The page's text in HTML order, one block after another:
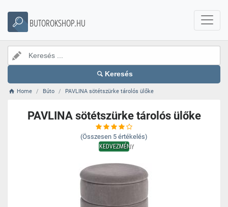
BUTOROKSHOP.HU
Keresés
Home Búto PAVLINA sötétszürke tárolós ülőke
PAVLINA sötétszürke tárolós ülőke
(Összesen 5 értékelés)
KEDVEZMÉNY